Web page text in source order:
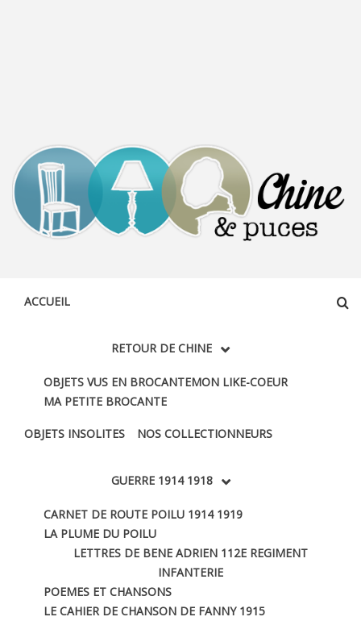
ACCUEIL
RETOUR DE CHINE
OBJETS VUS EN BROCANTEMON LIKE-COEUR
MA PETITE BROCANTE
OBJETS INSOLITES NOS COLLECTIONNEURS
GUERRE 1914 1918
CARNET DE ROUTE POILU 1914 1919
LA PLUME DU POILU
LETTRES DE BENE ADRIEN 112E REGIMENT
INFANTERIE
POEMES ET CHANSONS
LE CAHIER DE CHANSON DE FANNY 1915